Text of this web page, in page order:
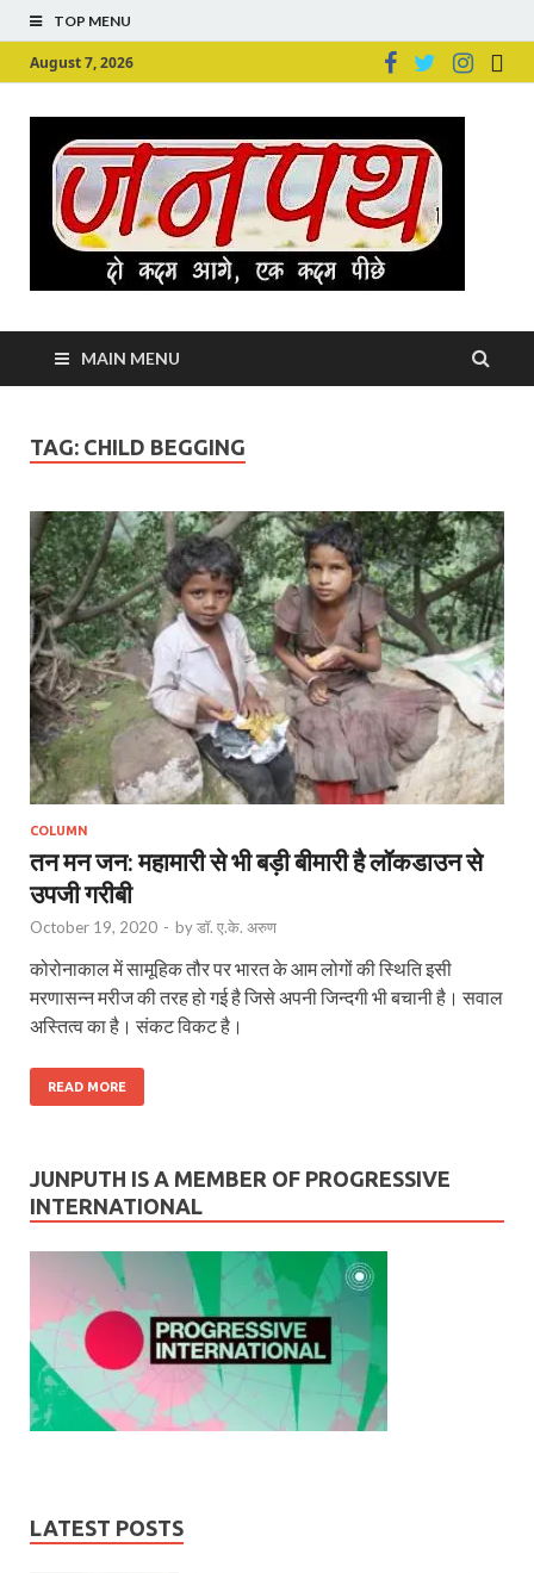
TOP MENU
August 7, 2026
MAIN MENU
TAG: CHILD BEGGING
COLUMN
तन मन जन: महामारी से भी बड़ी बीमारी है लॉकडाउन से
उपजी गरीबी
October 19, 2020 - byडॉ. ए.के. अरुण
कोरोनाकाल में सामूहिक तौर पर भारत के आम लोगों की स्थिति इसी
मरणासन्न मरीज की तरह हो गई है जिसे अपनी जिन्दगी भी बचानी है। सवाल
अस्तित्व का है। संकट विकट है।
READ MORE
JUNPUTH IS A MEMBER OF PROGRESSIVE
INTERNATIONAL
LATEST POSTS